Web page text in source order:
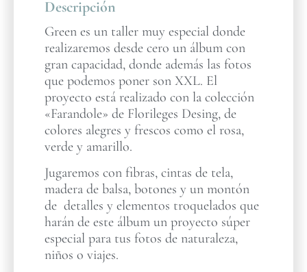
Descripción
Green es un taller muy especial donde
realizaremos desde cero un álbum con
gran capacidad, donde además las fotos
que podemos poner son XXL. El
proyecto está realizado con la colección
«Farandole» de Florileges Desing, de
colores alegres y frescos como el rosa,
verde y amarillo.
Jugaremos con fibras, cintas de tela,
madera de balsa, botones y un montón
de detalles y elementos troquelados que
harán de este álbum un proyecto súper
especial para tus fotos de naturaleza,
niños o viajes.